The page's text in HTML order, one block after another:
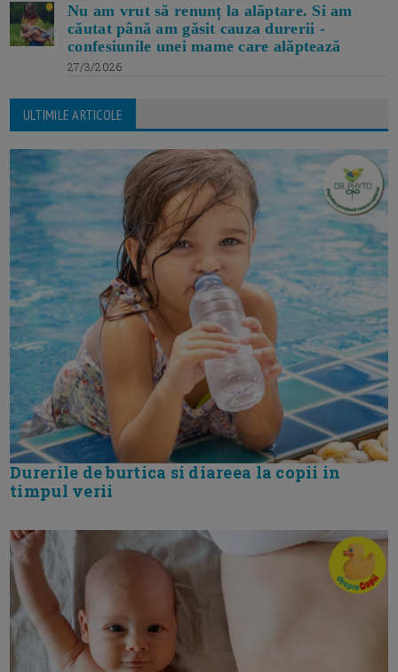
Nu am vrut să renunț la alăptare. Si am
căutat până am găsit cauza durerii -
confesiunile unei mame care alăptează
27/3/2026
ULTIMILE ARTICOLE
Durerile de burtica si diareea la copii in
timpul verii